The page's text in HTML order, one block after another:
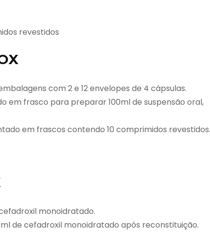
revestidos
com 2 e 12 envelopes de 4 cápsulas.
em frasco para preparar 100ml de suspensão oral,
em frascos contendo 10 comprimidos revestidos.
monoidratado.
de cefadroxil monoidratado após reconstituição.